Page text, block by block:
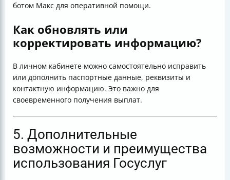
ботом Макс для оперативной помощи.
Как обновлять или
корректировать информацию?
В личном кабинете можно самостоятельно исправить
или дополнить паспортные данные, реквизиты и
контактную информацию. Это важно для
своевременного получения выплат.
5. Дополнительные
возможности и преимущества
использования Госуслуг